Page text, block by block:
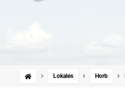
Lokales Horb